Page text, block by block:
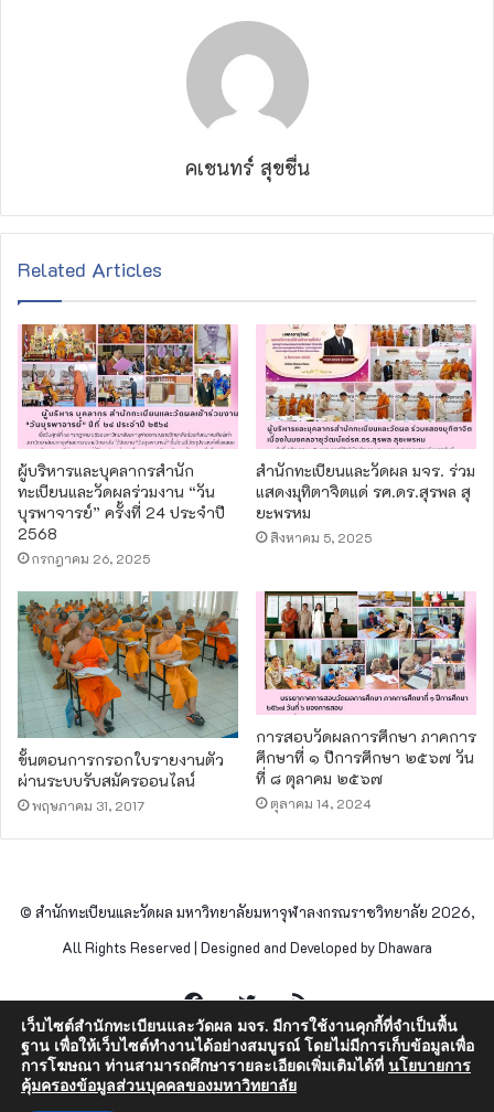
คเชนทร์ สุขชื่น
Related Articles
ผู้บริหารและบุคลากรสำนัก
ทะเบียนและวัดผลร่วมงาน “วัน
บุรพาจารย์” ครั้งที่ 24 ประจำปี
2568
กรกฎาคม 26, 2025
สำนักทะเบียนและวัดผล มจร. ร่วม
แสดงมุทิตาจิตแด่ รศ.ดร.สุรพล สุ
ยะพรหม
สิงหาคม 5, 2025
ขั้นตอนการกรอกใบรายงานตัว
ผ่านระบบรับสมัครออนไลน์
พฤษภาคม 31, 2017
การสอบวัดผลการศึกษา ภาคการ
ศึกษาที่ ๑ ปีการศึกษา ๒๕๖๗ วัน
ที่ ๘ ตุลาคม ๒๕๖๗
ตุลาคม 14, 2024
© สำนักทะเบียนและวัดผล มหาวิทยาลัยมหาจุฬาลงกรณราชวิทยาลัย 2026,
All Rights Reserved | Designed and Developed by Dhawara
FacebookTwitterRSS
เว็บไซต์สำนักทะเบียนและวัดผล มจร. มีการใช้งานคุกกี้ที่จำเป็นพื้น
ฐาน เพื่อให้เว็บไซต์ทำงานได้อย่างสมบูรณ์ โดยไม่มีการเก็บข้อมูลเพื่อ
การโฆษณา ท่านสามารถศึกษารายละเอียดเพิ่มเติมได้ที่ นโยบายการ
คุ้มครองข้อมูลส่วนบุคคลของมหาวิทยาลัย